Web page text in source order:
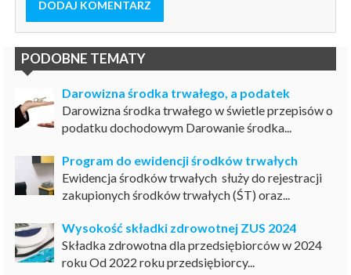
DODAJ KOMENTARZ
PODOBNE TEMATY
Darowizna środka trwałego, a podatek
Darowizna środka trwałego w świetle przepisów o
podatku dochodowym Darowanie środka...
Program do ewidencji środków trwałych
Ewidencja środków trwałych służy do rejestracji
zakupionych środków trwałych (ŚT) oraz...
Wysokość składki zdrowotnej ZUS 2024
Składka zdrowotna dla przedsiębiorców w 2024
roku Od 2022 roku przedsiębiorcy...